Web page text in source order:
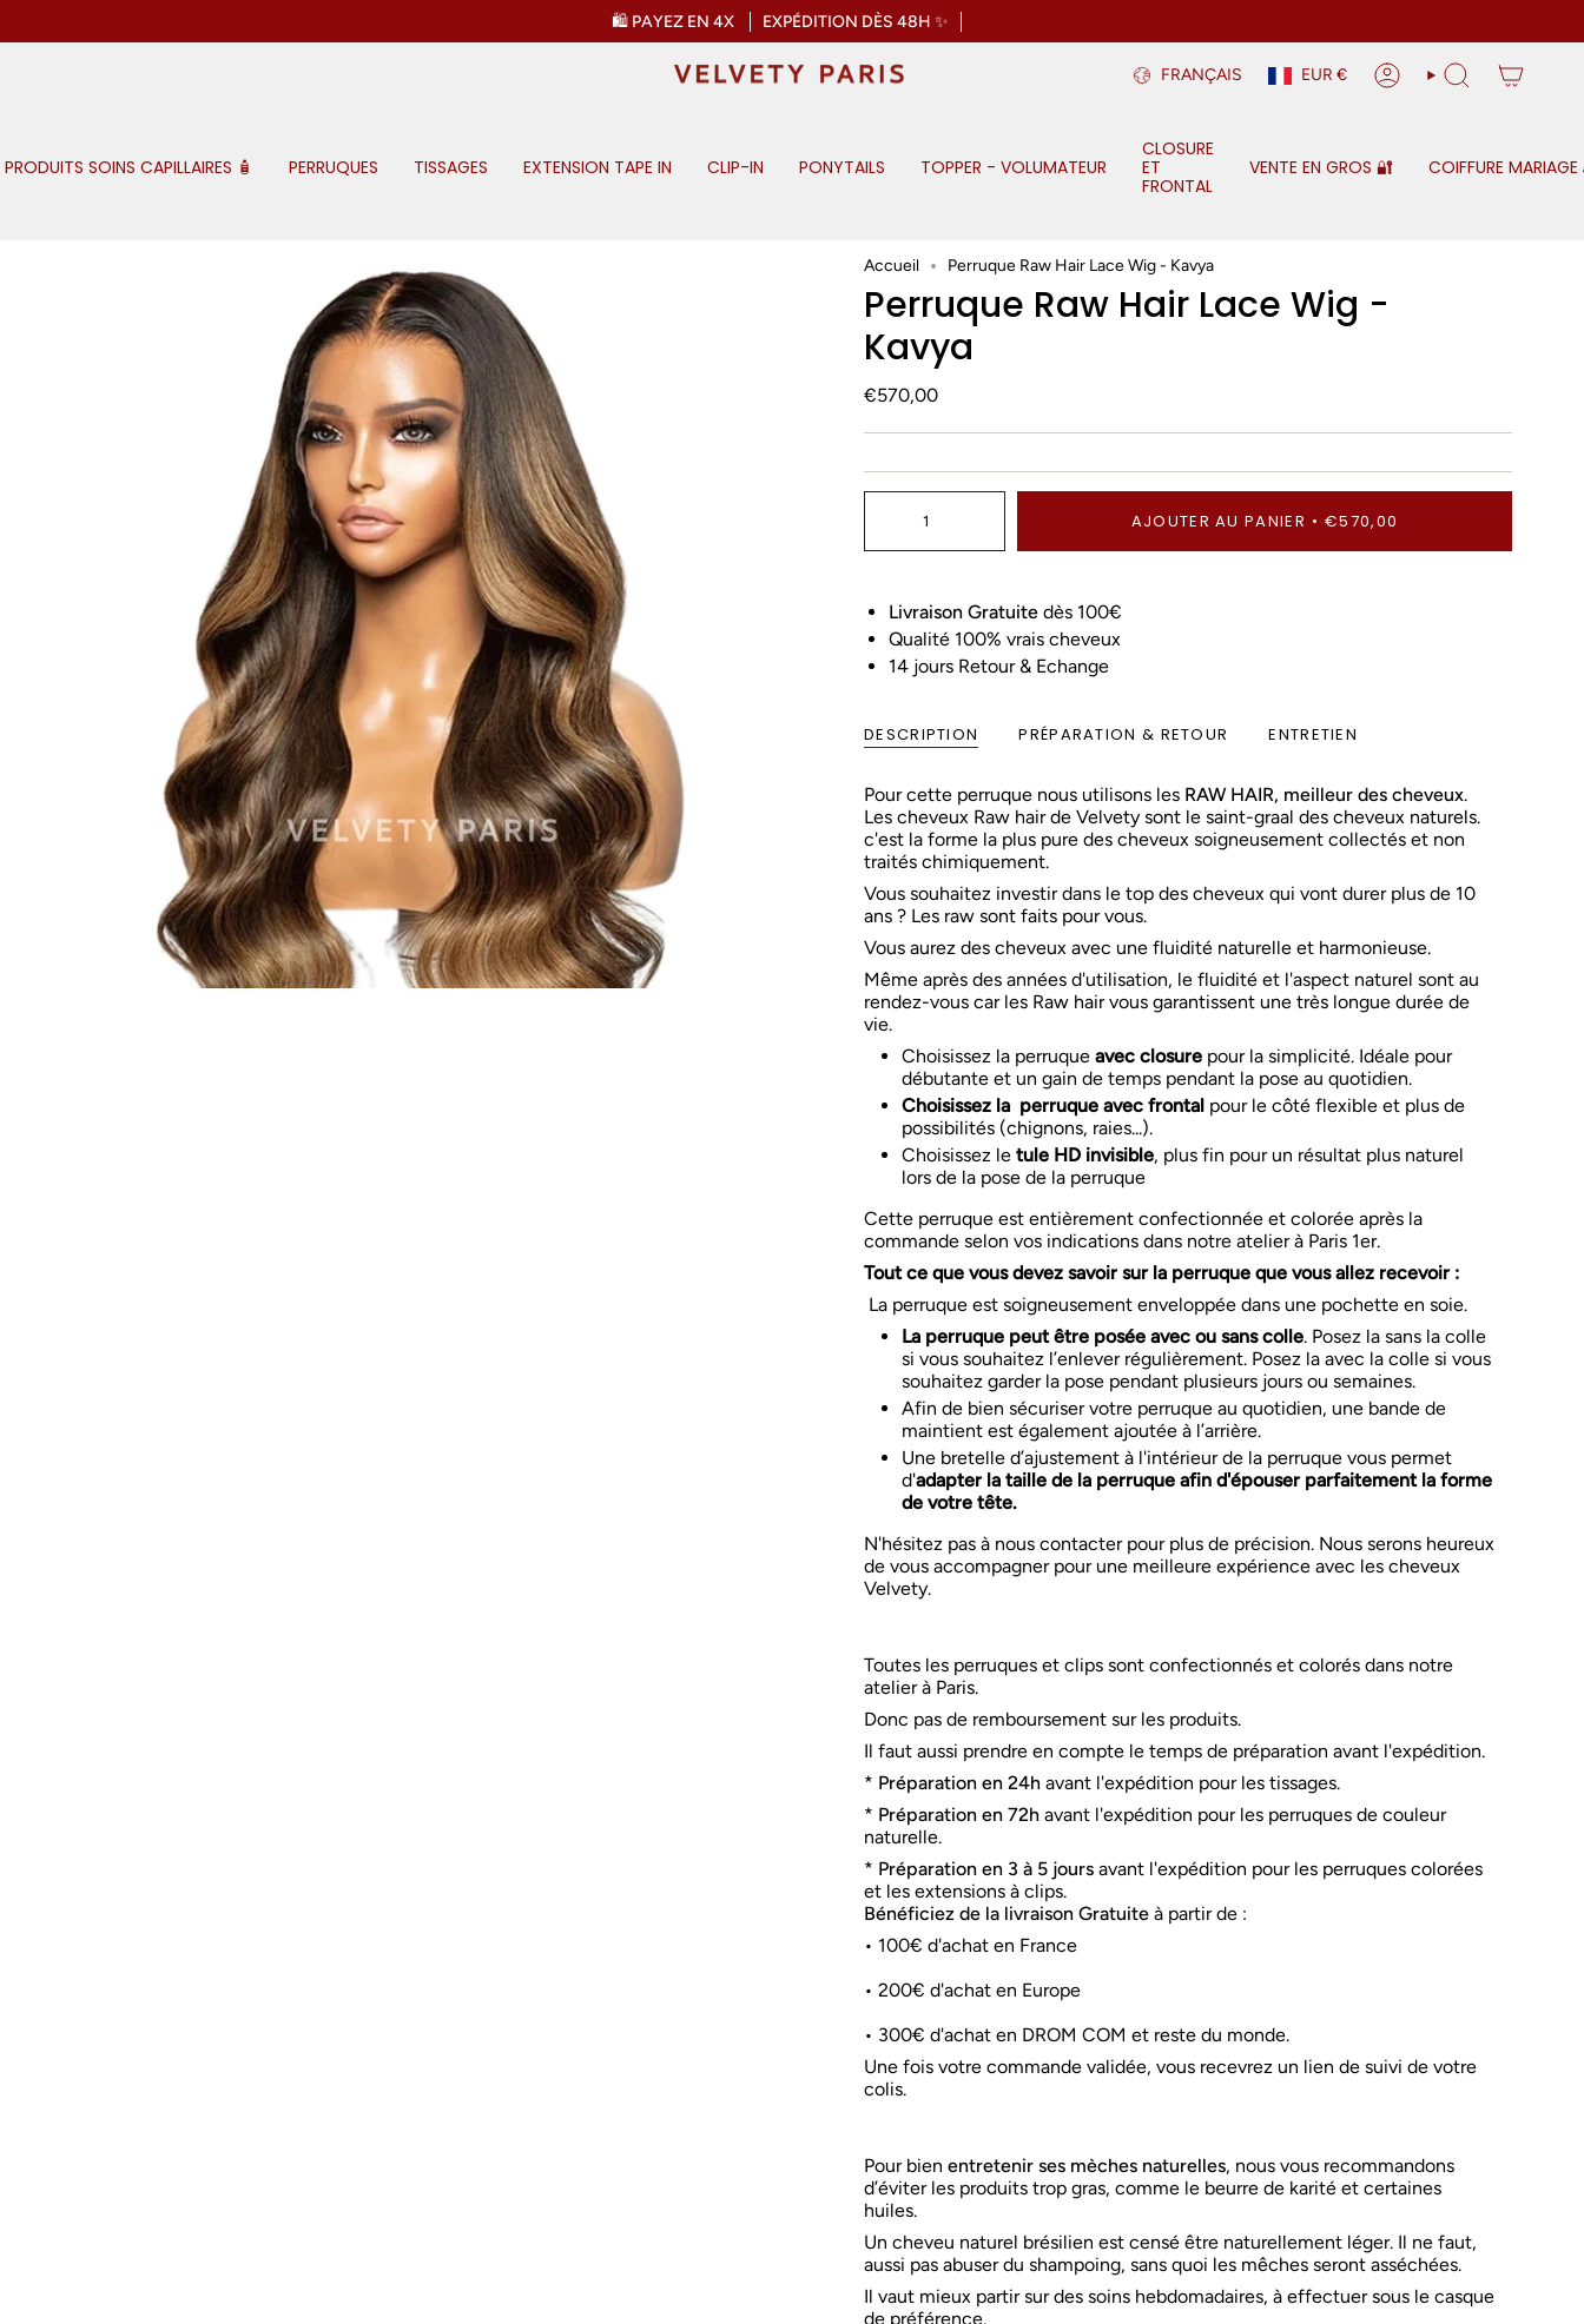
🛍️ PAYEZ EN 4X EXPÉDITION DÈS 48H ✨
Langue
FRANÇAIS Devise
EUR € COMPTERECHERCHE
PRODUITS SOINS CAPILLAIRES 🧴 PERRUQUES TISSAGES EXTENSION TAPE IN CLIP-IN PONYTAILS TOPPER - VOLUMATEUR
CLOSURE
ET
FRONTAL
VENTE EN GROS 🔐 COIFFURE
Accueil Perruque Raw Hair Lace Wig - Kavya
Perruque Raw Hair Lace Wig -
Kavya
€570,00
AJOUTER AU PANIER €570,00
Livraison Gratuite dès 100€
Qualité 100% vrais cheveux
14 jours Retour & Echange
DESCRIPTION PRÉPARATION & RETOUR ENTRETIEN
Pour cette perruque nous utilisons les RAW HAIR, meilleur des cheveux.
Les cheveux Raw hair de Velvety sont le saint-graal des cheveux naturels.
c'est la forme la plus pure des cheveux soigneusement collectés et non
traités chimiquement.
Vous souhaitez investir dans le top des cheveux qui vont durer plus de 10
ans ? Les raw sont faits pour vous.
Vous aurez des cheveux avec une fluidité naturelle et harmonieuse.
Même après des années d'utilisation, le fluidité et l'aspect naturel sont au
rendez-vous car les Raw hair vous garantissent une très longue durée de
vie.
Choisissez la perruque avec closure pour la simplicité. Idéale pour
débutante et un gain de temps pendant la pose au quotidien.
Choisissez la perruque avec frontal pour le côté flexible et plus de
possibilités (chignons, raies...).
Choisissez le tule HD invisible, plus fin pour un résultat plus naturel
lors de la pose de la perruque
Cette perruque est entièrement confectionnée et colorée après la
commande selon vos indications dans notre atelier à Paris 1er.
Tout ce que vous devez savoir sur la perruque que vous allez recevoir :
La perruque est soigneusement enveloppée dans une pochette en soie.
La perruque peut être posée avec ou sans colle. Posez la sans la colle
si vous souhaitez l’enlever régulièrement. Posez la avec la colle si vous
souhaitez garder la pose pendant plusieurs jours ou semaines.
Afin de bien sécuriser votre perruque au quotidien, une bande de
maintient est également ajoutée à l’arrière.
Une bretelle d’ajustement à l'intérieur de la perruque vous permet
d'adapter la taille de la perruque afin d'épouser parfaitement la forme
de votre tête.
N'hésitez pas à nous contacter pour plus de précision. Nous serons heureux
de vous accompagner pour une meilleure expérience avec les cheveux
Velvety.
Toutes les perruques et clips sont confectionnés et colorés dans notre
atelier à Paris.
Donc pas de remboursement sur les produits.
Il faut aussi prendre en compte le temps de préparation avant l'expédition.
* Préparation en 24h avant l'expédition pour les tissages.
* Préparation en 72h avant l'expédition pour les perruques de couleur
naturelle.
* Préparation en 3 à 5 jours avant l'expédition pour les perruques colorées
et les extensions à clips.
Bénéficiez de la livraison Gratuite à partir de :
• 100€ d'achat en France
• 200€ d'achat en Europe
• 300€ d'achat en DROM COM et reste du monde.
Une fois votre commande validée, vous recevrez un lien de suivi de votre
colis.
Pour bien entretenir ses mèches naturelles, nous vous recommandons
d’éviter les produits trop gras, comme le beurre de karité et certaines
huiles.
Un cheveu naturel brésilien est censé être naturellement léger. Il ne faut,
aussi pas abuser du shampoing, sans quoi les mêches seront asséchées.
Il vaut mieux partir sur des soins hebdomadaires, à effectuer sous le casque
de préférence.